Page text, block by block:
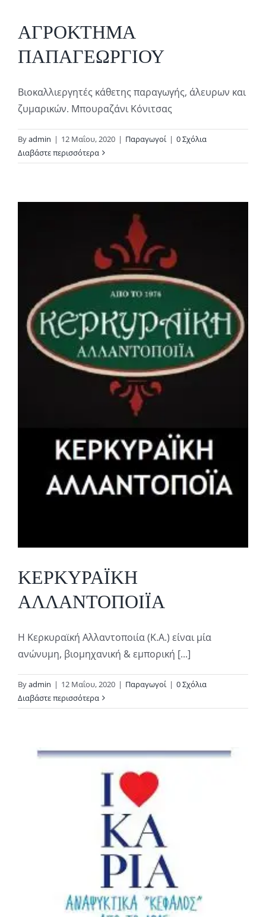
ΑΓΡΟΚΤΗΜΑ
ΠΑΠΑΓΕΩΡΓΙΟΥ
Βιοκαλλιεργητές κάθετης παραγωγής, άλευρων και
ζυμαρικών. Μπουραζάνι Κόνιτσας
Byadmin | 12 Μαΐου, 2020 | Παραγωγοί | 0 Σχόλια
Διαβάστε περισσότερα
ΚΕΡΚΥΡΑΪΚΗ
ΑΛΛΑΝΤΟΠΟΙΪΑ
Η Κερκυραϊκή Αλλαντοποιία (Κ.Α.) είναι μία
ανώνυμη, βιομηχανική & εμπορική [...]
Byadmin | 12 Μαΐου, 2020 | Παραγωγοί | 0 Σχόλια
Διαβάστε περισσότερα